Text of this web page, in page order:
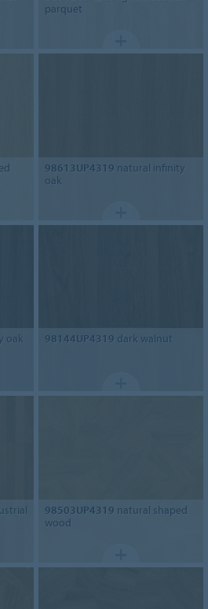
parquet
98613UP4319 natural infinity
oak
oak 98144UP4319 dark walnut
98503UP4319 natural shaped
wood